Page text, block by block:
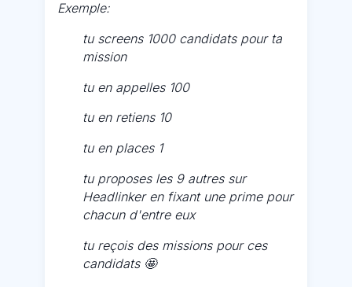
Exemple:
tu screens 1000 candidats pour ta
mission
tu en appelles 100
tu en retiens 10
tu en places 1
tu proposes les 9 autres sur
Headlinkeren fixant une prime pour
chacun d'entre eux
tu reçois des missions pour ces
candidats 🤩